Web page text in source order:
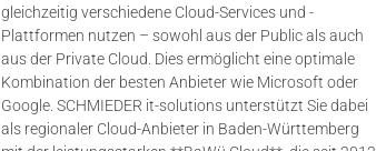
gleichzeitig verschiedene Cloud-Services und -
Plattformen nutzen – sowohl aus der Public als auch
aus der Private Cloud. Dies ermöglicht eine optimale
Kombination der besten Anbieter wie Microsoft oder
Google. SCHMIEDER it-solutions unterstützt Sie dabei
als regionaler Cloud-Anbieter in Baden-Württemberg